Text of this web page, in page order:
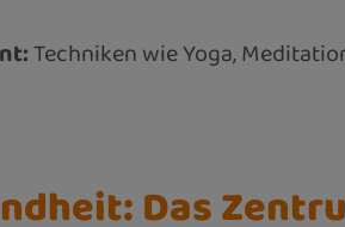
Techniken wie Yoga,
Das